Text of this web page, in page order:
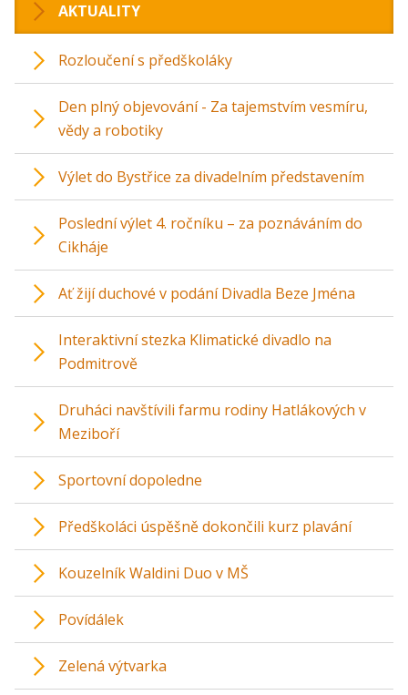
AKTUALITY
Rozloučení s předškoláky
Den plný objevování - Za tajemstvím vesmíru,
vědy a robotiky
Výlet do Bystřice za divadelním představením
Poslední výlet 4. ročníku – za poznáváním do
Cikháje
Ať žijí duchové v podání Divadla Beze Jména
Interaktivní stezka Klimatické divadlo na
Podmitrově
Druháci navštívili farmu rodiny Hatlákových v
Meziboří
Sportovní dopoledne
Předškoláci úspěšně dokončili kurz plavání
Kouzelník Waldini Duo v MŠ
Povídálek
Zelená výtvarka